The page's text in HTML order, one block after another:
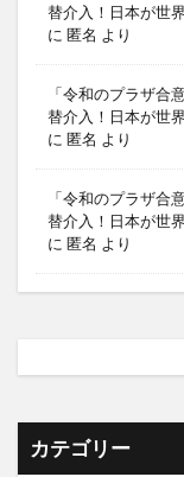
替介入！日本が世
に 匿名 より
「令和のプラザ合
替介入！日本が世
に 匿名 より
「令和のプラザ合
替介入！日本が世
に 匿名 より
カテゴリー